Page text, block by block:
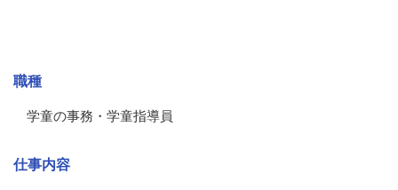
職種
学童の事務・学童指導員
仕事内容